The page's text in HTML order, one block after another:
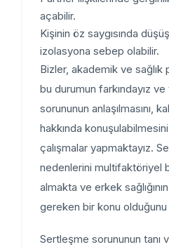
açabilir.
Kişinin öz saygısında
izolasyona sebep olabilir.
Bizler, akademik ve
bu durumun farkındayız
sorununun anlaşılmasını,
hakkında
çalışmalar yapmaktayız.
nedenlerini multifaktöriyel
almakta ve erkek
gereken bir konu olduğunu
Sertleşme sorununun tanı